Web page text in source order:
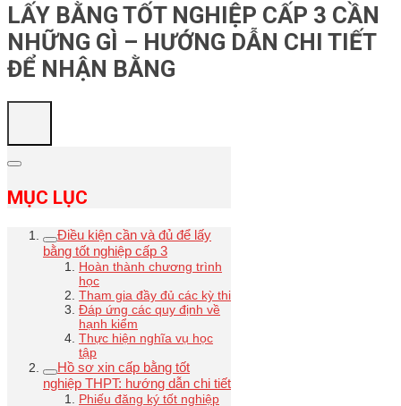
LẤY BẰNG TỐT NGHIỆP CẤP 3 CẦN
NHỮNG GÌ – HƯỚNG DẪN CHI TIẾT
ĐỂ NHẬN BẰNG
MỤC LỤC
Điều kiện cần và đủ để lấy
bằng tốt nghiệp cấp 3
Hoàn thành chương trình
học
Tham gia đầy đủ các kỳ thi
Đáp ứng các quy định về
hạnh kiểm
Thực hiện nghĩa vụ học
tập
Hồ sơ xin cấp bằng tốt
nghiệp THPT: hướng dẫn chi tiết
Phiếu đăng ký tốt nghiệp